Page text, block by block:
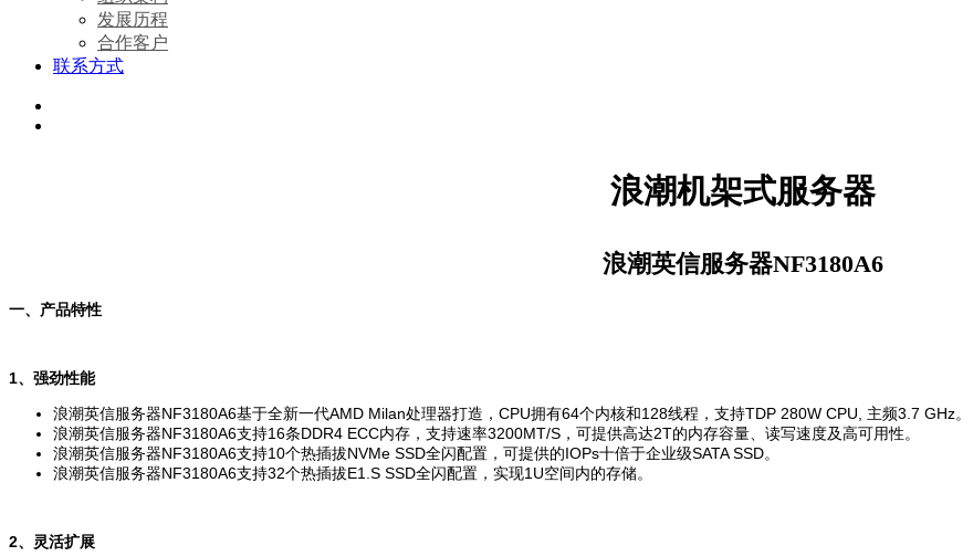
发展历程
合作客户
联系方式
浪潮机架式服务器
浪潮英信服务器NF3180A6
一、产品特性
1、强劲性能
浪潮英信服务器NF3180A6基于全新一代AMD Milan处理器打造，CPU拥有64个内核和128线程，支持TDP 280W CPU, 主频3.7 GHz。
浪潮英信服务器NF3180A6支持16条DDR4 ECC内存，支持速率3200MT/S，可提供高达2T的内存容量、读写速度及高可用性。
浪潮英信服务器NF3180A6支持10个热插拔NVMe SSD全闪配置，可提供的IOPs十倍于企业级SATA SSD。
浪潮英信服务器NF3180A6支持32个热插拔E1.S SSD全闪配置，实现1U空间内的存储。
2、灵活扩展